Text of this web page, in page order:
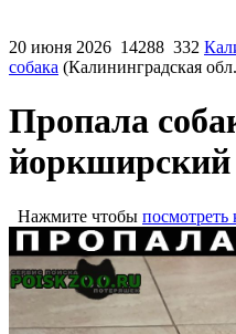
20 июня 2026 14288 332
собака (Калининградская
Пропала
йоркширский
Нажмите чтобы посмотреть